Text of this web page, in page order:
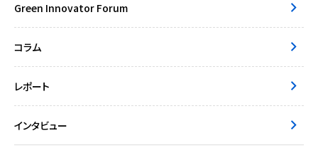
Green Innovator Forum
コラム
レポート
インタビュー